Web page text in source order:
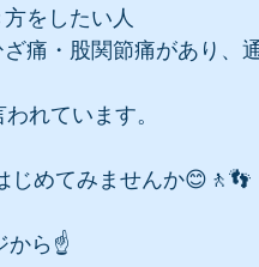
をしたい人
痛・股関節痛があり、
れています。
じめてみませんか😊🚶👣
から☝️